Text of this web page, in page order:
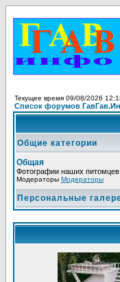
Текущее время 09/08/2026
Список форумов
Общие категории
Общая
Фотографии наших питомцев
Модераторы Модераторы
Персональные